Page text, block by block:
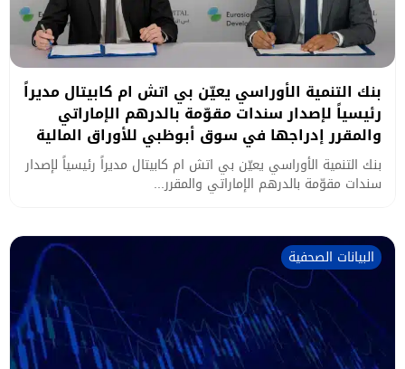
بنك التنمية الأوراسي يعيّن بي اتش ام كابيتال مديراً
رئيسياً لإصدار سندات مقوّمة بالدرهم الإماراتي
والمقرر إدراجها في سوق أبوظبي للأوراق المالية
بنك التنمية الأوراسي يعيّن بي اتش ام كابيتال مديراً رئيسياً لإصدار
سندات مقوّمة بالدرهم الإماراتي والمقرر...
البيانات الصحفية